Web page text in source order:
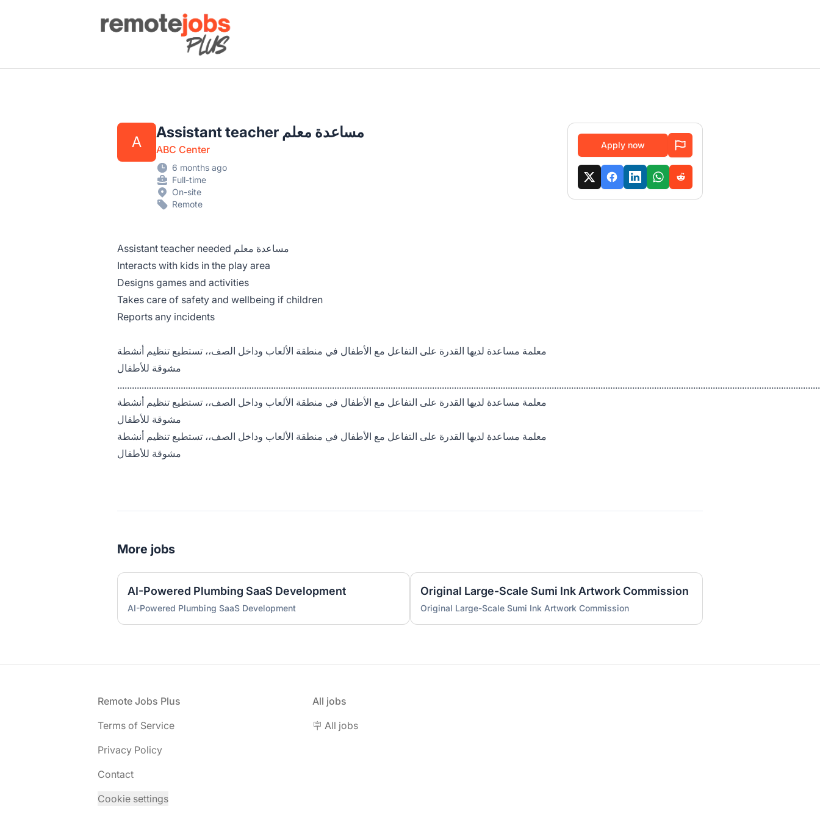
Remote Jobs Plus
A
Assistant teacher مساعدة معلم
ABC Center
6 months ago
Full-time
On-site
Remote
Assistant teacher needed مساعدة معلم
Interacts with kids in the play area
Designs games and activities
Takes care of safety and wellbeing if children
Reports any incidents
معلمة مساعدة لديها القدرة على التفاعل مع الأطفال في منطقة الألعاب وداخل الصف،، تستطيع تنظيم أنشطة
مشوقة للأطفال
معلمة مساعدة لديها القدرة على التفاعل مع الأطفال في منطقة الألعاب وداخل الصف،، تستطيع تنظيم أنشطة
مشوقة للأطفال
معلمة مساعدة لديها القدرة على التفاعل مع الأطفال في منطقة الألعاب وداخل الصف،، تستطيع تنظيم أنشطة
مشوقة للأطفال
Apply now
More jobs
AI-Powered Plumbing SaaS Development
AI-Powered Plumbing SaaS Development
Original Large-Scale Sumi Ink Artwork Commission
Original Large-Scale Sumi Ink Artwork Commission
Remote Jobs Plus
Terms of Service
Privacy Policy
Contact
Cookie settings
All jobs
🪧 All jobs